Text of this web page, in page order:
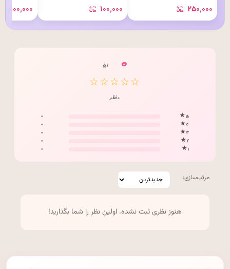
۲۵۰٬۰۰۰ ۱۰۰٬۰۰۰ ۱۰۰٬۰۰۰
۰ / ۵
☆☆☆☆☆
۰ نظر
۵ ★
۰
۴ ★
۰
۳ ★
۰
۲ ★
۰
۱ ★
۰
مرتب‌سازی:
هنوز نظری ثبت نشده. اولین نظر را شما بگذارید!